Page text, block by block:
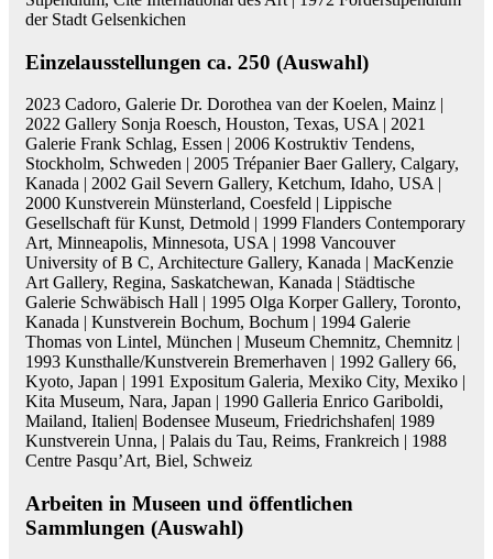
der Stadt Gelsenkichen
Einzelausstellungen ca. 250 (Auswahl)
2023 Cadoro, Galerie Dr. Dorothea van der Koelen, Mainz |
2022 Gallery Sonja Roesch, Houston, Texas, USA | 2021
Galerie Frank Schlag, Essen | 2006 Kostruktiv Tendens,
Stockholm, Schweden | 2005 Trépanier Baer Gallery, Calgary,
Kanada | 2002 Gail Severn Gallery, Ketchum, Idaho, USA |
2000 Kunstverein Münsterland, Coesfeld | Lippische
Gesellschaft für Kunst, Detmold | 1999 Flanders Contemporary
Art, Minneapolis, Minnesota, USA | 1998 Vancouver
University of B C, Architecture Gallery, Kanada | MacKenzie
Art Gallery, Regina, Saskatchewan, Kanada | Städtische
Galerie Schwäbisch Hall | 1995 Olga Korper Gallery, Toronto,
Kanada | Kunstverein Bochum, Bochum | 1994 Galerie
Thomas von Lintel, München | Museum Chemnitz, Chemnitz |
1993 Kunsthalle/Kunstverein Bremerhaven | 1992 Gallery 66,
Kyoto, Japan | 1991 Expositum Galeria, Mexiko City, Mexiko |
Kita Museum, Nara, Japan | 1990 Galleria Enrico Gariboldi,
Mailand, Italien| Bodensee Museum, Friedrichshafen| 1989
Kunstverein Unna, | Palais du Tau, Reims, Frankreich | 1988
Centre Pasqu’Art, Biel, Schweiz
Arbeiten in Museen und öffentlichen
Sammlungen (Auswahl)